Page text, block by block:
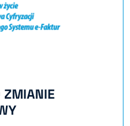
ZMIANIE